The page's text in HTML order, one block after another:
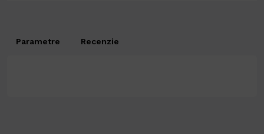
Parametre Recenzie